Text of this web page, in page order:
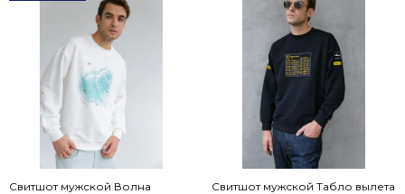
Свитшот мужской Волна Свитшот мужской Табло вылета